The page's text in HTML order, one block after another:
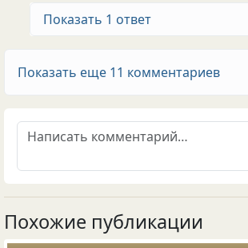
Показать 1 ответ
Показать еще 11 комментариев
Похожие публикации